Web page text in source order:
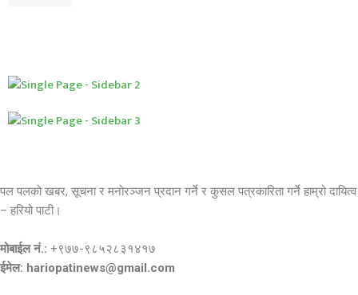
पल पलको खबर, सूचना र मनोरञ्जन प्रदान गर्ने र कुसल पत्रकारिता गर्ने हाम्रो दायित्व
– हरियो पाटी।
मोबाईल नं.: +९७७-९८५२८३१४१७
ईमेल: hariopatinews@gmail.com